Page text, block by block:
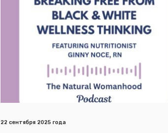
22 сентября 2025 года